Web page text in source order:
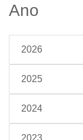
Ano
2026
2025
2024
2023